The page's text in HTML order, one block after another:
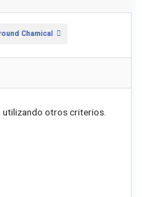
Chamical
utilizando otros criterios.